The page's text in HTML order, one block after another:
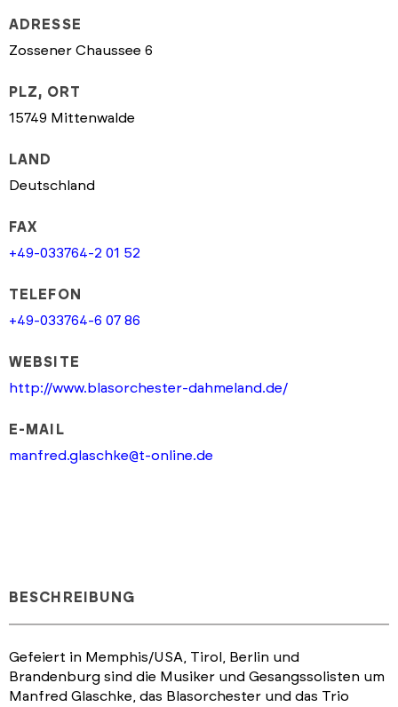
ADRESSE
Zossener Chaussee 6
PLZ, ORT
15749 Mittenwalde
LAND
Deutschland
FAX
+49-033764-2 01 52
TELEFON
+49-033764-6 07 86
WEBSITE
http://www.blasorchester-dahmeland.de/
E-MAIL
manfred.glaschke@t-online.de
BESCHREIBUNG
Gefeiert in Memphis/USA, Tirol, Berlin und
Brandenburg sind die Musiker und Gesangssolisten um
Manfred Glaschke, das Blasorchester und das Trio